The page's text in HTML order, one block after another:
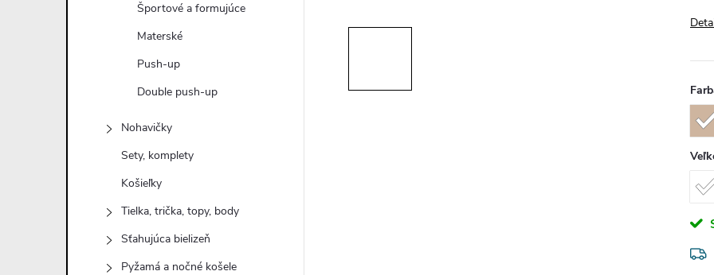
Športové a formujúce
Materské
Push-up
Double push-up
Nohavičky
Sety, komplety
Košieľky
Tielka, trička, topy, body
Sťahujúca bielizeň
Pyžamá a nočné košele